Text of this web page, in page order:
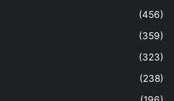
(456)
(359)
(323)
(238)